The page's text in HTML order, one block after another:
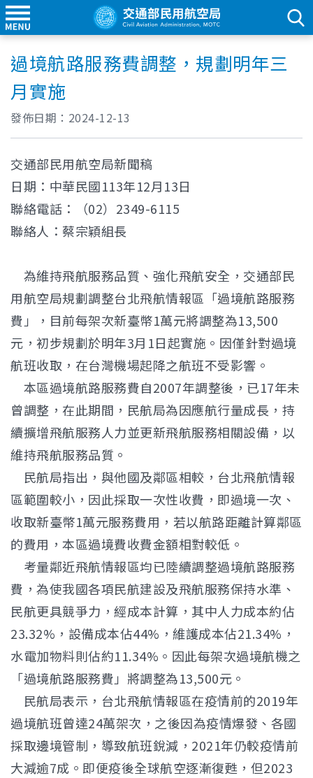
過境航路服務費調整，規劃明年三
月實施
發佈日期： 2024-12-13
交通部民用航空局新聞稿
日期：中華民國113年12月13日
聯絡電話：（02）2349-6115
聯絡人：蔡宗穎組長
為維持飛航服務品質、強化飛航安全，交通部民
用航空局規劃調整台北飛航情報區「過境航路服務
費」，目前每架次新臺幣1萬元將調整為13,500
元，初步規劃於明年3月1日起實施。因僅針對過境
航班收取，在台灣機場起降之航班不受影響。
本區過境航路服務費自2007年調整後，已17年未
曾調整，在此期間，民航局為因應航行量成長，持
續擴增飛航服務人力並更新飛航服務相關設備，以
維持飛航服務品質。
民航局指出，與他國及鄰區相較，台北飛航情報
區範圍較小，因此採取一次性收費，即過境一次、
收取新臺幣1萬元服務費用，若以航路距離計算鄰區
的費用，本區過境費收費金額相對較低。
考量鄰近飛航情報區均已陸續調整過境航路服務
費，為使我國各項民航建設及飛航服務保持水準、
民航更具競爭力，經成本計算，其中人力成本約佔
23.32%，設備成本佔44%，維護成本佔21.34%，
水電加物料則佔約11.34%。因此每架次過境航機之
「過境航路服務費」將調整為13,500元。
民航局表示，台北飛航情報區在疫情前的2019年
過境航班曾達24萬架次，之後因為疫情爆發、各國
採取邊境管制，導致航班銳減，2021年仍較疫情前
大減逾7成。即便疫後全球航空逐漸復甦，但2023